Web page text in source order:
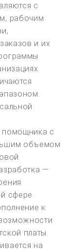
с
рабочим
и их
помощника с
объемом
—
сфере
к
платы.
на